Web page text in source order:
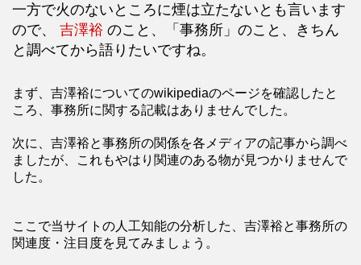
一方で火のないところに煙は立たないとも言います
ので、 吉澤裕 のこと、「事務所」のこと、きちん
と調べてから語りたいですね。
まず、吉澤裕についてのwikipediaのページを確認したと
ころ、事務所に関する記載はありませんでした。
次に、吉澤裕と事務所の関係を各メディアの記事から調べ
ましたが、これもやはり関連のある物が見つかりませんで
した。
ここで当サイトの人工知能の分析した、吉澤裕と事務所の
関連度・注目度を見てみましょう。